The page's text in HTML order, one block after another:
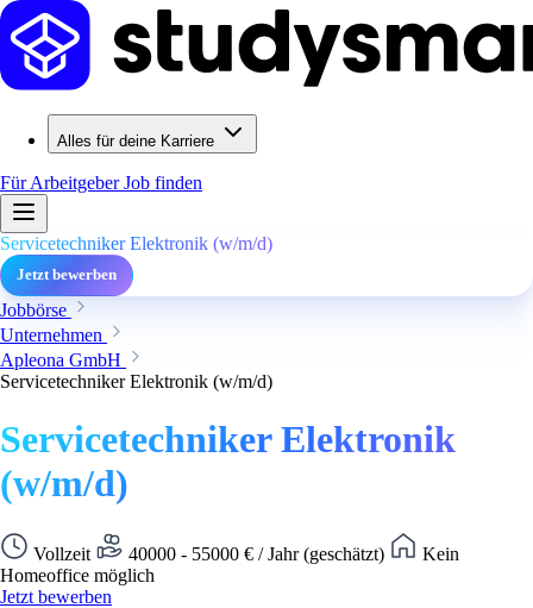
Alles für deine Karriere
Für ArbeitgeberJob finden
Servicetechniker Elektronik (w/m/d)
Jetzt bewerben
Jobbörse
Unternehmen
Apleona GmbH
Servicetechniker Elektronik (w/m/d)
Servicetechniker Elektronik
(w/m/d)
Vollzeit 40000 - 55000 € / Jahr (geschätzt)
Kein
Homeoffice möglich
Jetzt bewerben